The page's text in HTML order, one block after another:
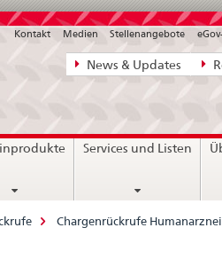
Direktnavigation
News,
Kontakt
News & Updates
Kontakt Medien Stellenangebote
Services und Listen
Chargenrückrufe